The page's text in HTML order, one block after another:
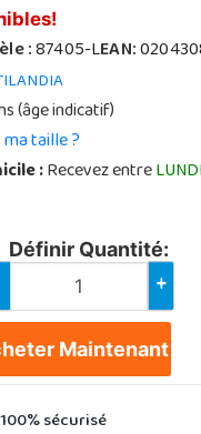
:87405-LEAN:
(âge indicatif)
taille ?
:Recevez entre
Définir Quantité:
+
Maintenant
sécurisé